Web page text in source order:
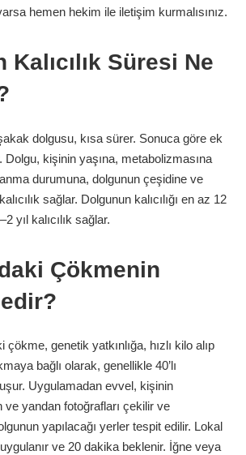
hemen hekim ile iletişim kurmalısınız.
Kalıcılık Süresi Ne
dolgusu, kısa sürer. Sonuca göre ek
Dolgu, kişinin yaşına, metabolizmasına
durumuna, dolgunun çeşidine ve
sağlar. Dolgunun kalıcılığı en az 12
yıl kalıcılık sağlar.
Çökmenin
genetik yatkınlığa, hızlı kilo alıp
bağlı olarak, genellikle 40’lı
Uygulamadan evvel, kişinin
ve yandan fotoğrafları çekilir ve
yapılacağı yerler tespit edilir. Lokal
ve 20 dakika beklenir. İğne veya